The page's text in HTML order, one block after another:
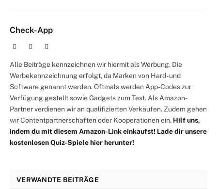
Check-App
Website Facebook
Alle Beiträge kennzeichnen wir hiermit als Werbung. Die
Werbekennzeichnung erfolgt, da Marken von Hard- und
Software genannt werden. Oftmals werden App-Codes zur
Verfügung gestellt sowie Gadgets zum Test. Als Amazon-
Partner verdienen wir an qualifizierten Verkäufen. Zudem gehen
wir Contentpartnerschaften oder Kooperationen ein. Hilf uns,
indem du mit diesem Amazon-Link einkaufst! Lade dir unsere
kostenlosen Quiz-Spiele hier herunter!
VERWANDTE BEITRÄGE